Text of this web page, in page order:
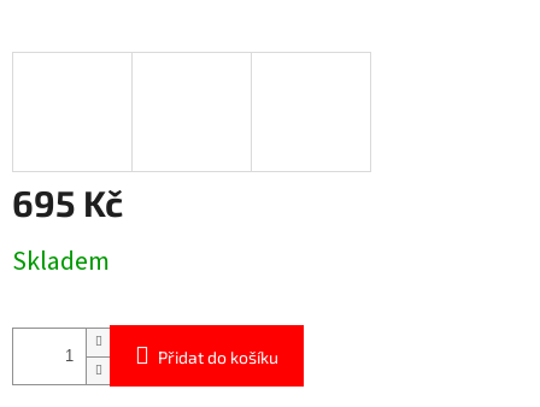
695 Kč
cena:
Skladem
Přidat do košíku